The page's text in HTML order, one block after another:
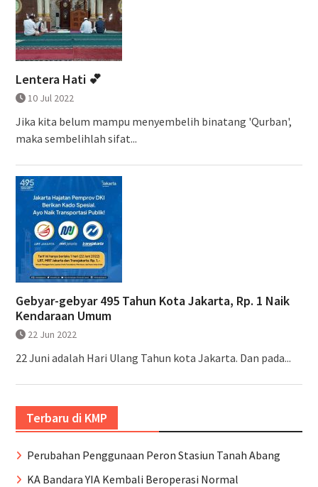
Lentera Hati 💕
10 Jul 2022
Jika kita belum mampu menyembelih binatang 'Qurban',
maka sembelihlah sifat...
Gebyar-gebyar 495 Tahun Kota Jakarta, Rp. 1 Naik
Kendaraan Umum
22 Jun 2022
22 Juni adalah Hari Ulang Tahun kota Jakarta. Dan pada...
Terbaru di KMP
Perubahan Penggunaan Peron Stasiun Tanah Abang
KA Bandara YIA Kembali Beroperasi Normal